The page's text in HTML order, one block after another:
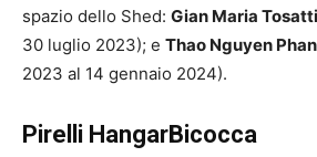
spazio dello Shed: Gian Maria Tosatti
30 luglio 2023); e Thao Nguyen Phan
2023 al 14 gennaio 2024).
Pirelli HangarBicocca